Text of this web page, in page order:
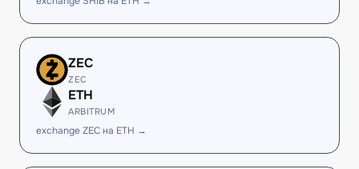
ZEC
ZEC
ETH
ARBITRUM
exchange ZEC на ETH →